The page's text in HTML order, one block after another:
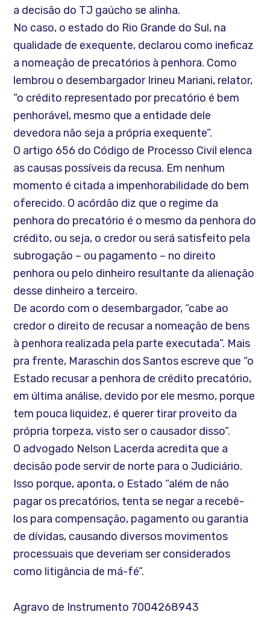
a decisão do TJ gaúcho se alinha.
No caso, o estado do Rio Grande do Sul, na
qualidade de exequente, declarou como ineficaz
a nomeação de precatórios à penhora. Como
lembrou o desembargador Irineu Mariani, relator,
“o crédito representado por precatório é bem
penhorável, mesmo que a entidade dele
devedora não seja a própria exequente”.
O artigo 656 do Código de Processo Civil elenca
as causas possíveis da recusa. Em nenhum
momento é citada a impenhorabilidade do bem
oferecido. O acórdão diz que o regime da
penhora do precatório é o mesmo da penhora do
crédito, ou seja, o credor ou será satisfeito pela
subrogação – ou pagamento – no direito
penhora ou pelo dinheiro resultante da alienação
desse dinheiro a terceiro.
De acordo com o desembargador, “cabe ao
credor o direito de recusar a nomeação de bens
à penhora realizada pela parte executada”. Mais
pra frente, Maraschin dos Santos escreve que “o
Estado recusar a penhora de crédito precatório,
em última análise, devido por ele mesmo, porque
tem pouca liquidez, é querer tirar proveito da
própria torpeza, visto ser o causador disso”.
O advogado Nelson Lacerda acredita que a
decisão pode servir de norte para o Judiciário.
Isso porque, aponta, o Estado “além de não
pagar os precatórios, tenta se negar a recebê-
los para compensação, pagamento ou garantia
de dívidas, causando diversos movimentos
processuais que deveriam ser considerados
como litigância de má-fé”.
Agravo de Instrumento 7004268943